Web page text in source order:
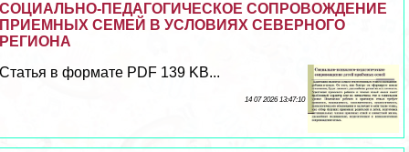
СОЦИАЛЬНО-ПЕДАГОГИЧЕСКОЕ СОПРОВОЖДЕНИЕ
ПРИЕМНЫХ СЕМЕЙ В УСЛОВИЯХ СЕВЕРНОГО
РЕГИОНА
Статья в формате PDF 139 KB...
14 07 2026 13:47:10